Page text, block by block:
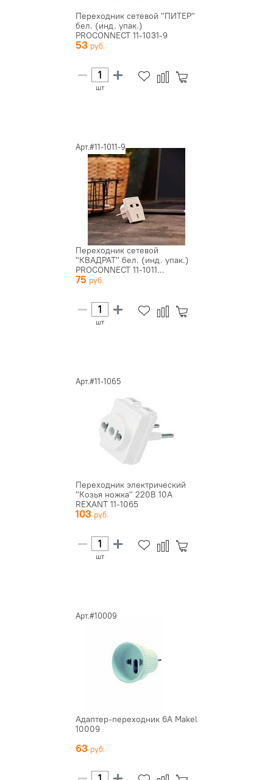
Переходник сетевой "ПИТЕР"
бел. (инд. упак.)
PROCONNECT 11-1031-9
53
шт
Арт.#11-1011-9
Переходник сетевой
"КВАДРАТ" бел. (инд. упак.)
PROCONNECT 11-1011...
75
шт
Арт.#11-1065
Переходник электрический
"Козья ножка" 220В 10А
REXANT 11-1065
103
шт
Арт.#10009
Адаптер-переходник 6А Makel
10009
63